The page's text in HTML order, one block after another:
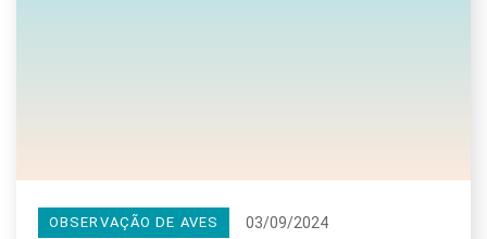
OBSERVAÇÃO DE AVES 03/09/2024